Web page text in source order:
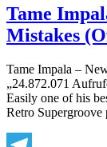
Bendzko
–
Nur
Kurz
Die
Welt
Retten
Tame
Mistakes
Tame Impala –
„24.872.071
Easily one of his
Retro